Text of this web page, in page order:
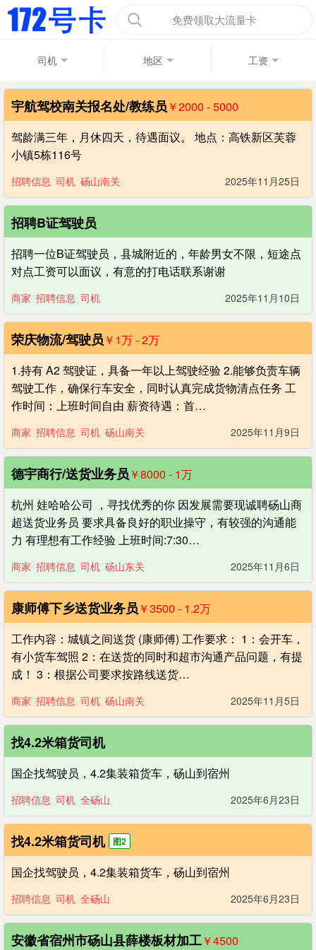
免费领取大流量卡
司机 地区 工资
宇航驾校南关报名处/教练员 ￥2000 - 5000
驾龄满三年，月休四天，待遇面议。 地点：高铁新区芙蓉
小镇5栋116号
招聘信息 司机 砀山南关 2025年11月25日
招聘B证驾驶员
招聘一位B证驾驶员，县城附近的，年龄男女不限，短途点
对点工资可以面议，有意的打电话联系谢谢
商家 招聘信息 司机 2025年11月10日
荣庆物流/驾驶员 ￥1万- 2万
1.持有 A2 驾驶证，具备一年以上驾驶经验 2.能够负责车辆
驾驶工作，确保行车安全，同时认真完成货物清点任务 工
作时间：上班时间自由 薪资待遇：首…
商家 招聘信息 司机 砀山南关 2025年11月9日
德宇商行/送货业务员 ￥8000 - 1万
杭州 娃哈哈公司 ，寻找优秀的你 因发展需要现诚聘砀山商
超送货业务员 要求具备良好的职业操守，有较强的沟通能
力 有理想有工作经验 上班时间:7:30…
商家 招聘信息 司机 砀山东关 2025年11月6日
康师傅下乡送货业务员 ￥3500 - 1.2万
工作内容：城镇之间送货 (康师傅) 工作要求： 1：会开车，
有小货车驾照 2：在送货的同时和超市沟通产品问题，有提
成！ 3：根据公司要求按路线送货…
商家 招聘信息 司机 砀山南关 2025年11月5日
找4.2米箱货司机
国企找驾驶员，4.2集装箱货车，砀山到宿州
招聘信息 司机 全砀山 2025年6月23日
找4.2米箱货司机 图2
国企找驾驶员，4.2集装箱货车，砀山到宿州
招聘信息 司机 全砀山 2025年6月23日
安徽省宿州市砀山县薛楼板材加工￥4500